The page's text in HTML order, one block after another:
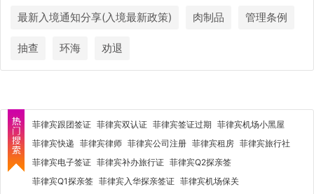
最新入境通知分享(入境最新政策) 肉制品 管理条例
抽查 环海 劝退
菲律宾跟团签证 菲律宾双认证 菲律宾签证过期 菲律宾机场小黑屋
菲律宾快递 菲律宾律师 菲律宾公司注册 菲律宾租房 菲律宾旅行社
菲律宾电子签证 菲律宾补办旅行证 菲律宾Q2探亲签
菲律宾Q1探亲签 菲律宾入华探亲签证 菲律宾机场保关